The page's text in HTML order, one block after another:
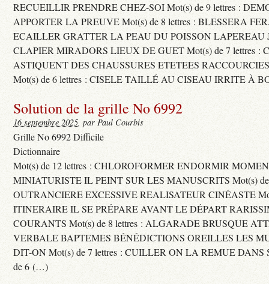
RECUEILLIR PRENDRE CHEZ-SOI Mot(s) de 9 lettres :
APPORTER LA PREUVE Mot(s) de 8 lettres : BLESSERA
ECAILLER GRATTER LA PEAU DU POISSON LAPEREAU
CLAPIER MIRADORS LIEUX DE GUET Mot(s) de 7 lettres :
ASTIQUENT DES CHAUSSURES ETETEES
Mot(s) de 6 lettres : CISELE TAILLÉ AU CISEAU IRRITE À
Solution de la grille No 6992
16 septembre 2025, par Paul Courbis
Grille No 6992 Difficile
Dictionnaire
Mot(s) de 12 lettres : CHLOROFORMER ENDORMIR
MINIATURISTE IL PEINT SUR LES MANUSCRITS Mot(s) de
OUTRANCIERE EXCESSIVE REALISATEUR CINÉASTE
ITINERAIRE IL SE PRÉPARE AVANT LE DÉPART
COURANTS Mot(s) de 8 lettres : ALGARADE BRUSQUE
VERBALE BAPTEMES BÉNÉDICTIONS OREILLES LES
DIT-ON Mot(s) de 7 lettres : CUILLER ON LA REMUE DANS
de 6 (…)